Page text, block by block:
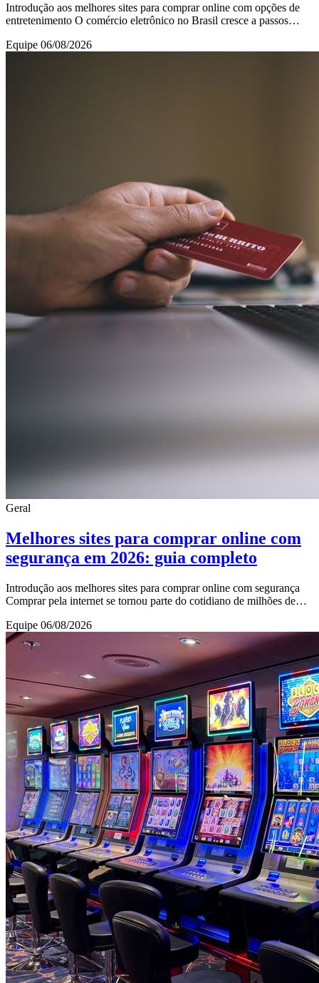
Introdução aos melhores sites para comprar online com opções de
entretenimento O comércio eletrônico no Brasil cresce a passos
Equipe 06/08/2026
Geral
Melhores sites para comprar online com
segurança em 2026: guia completo
Introdução aos melhores sites para comprar online com segurança
Comprar pela internet se tornou parte do cotidiano de milhões de
Equipe 06/08/2026